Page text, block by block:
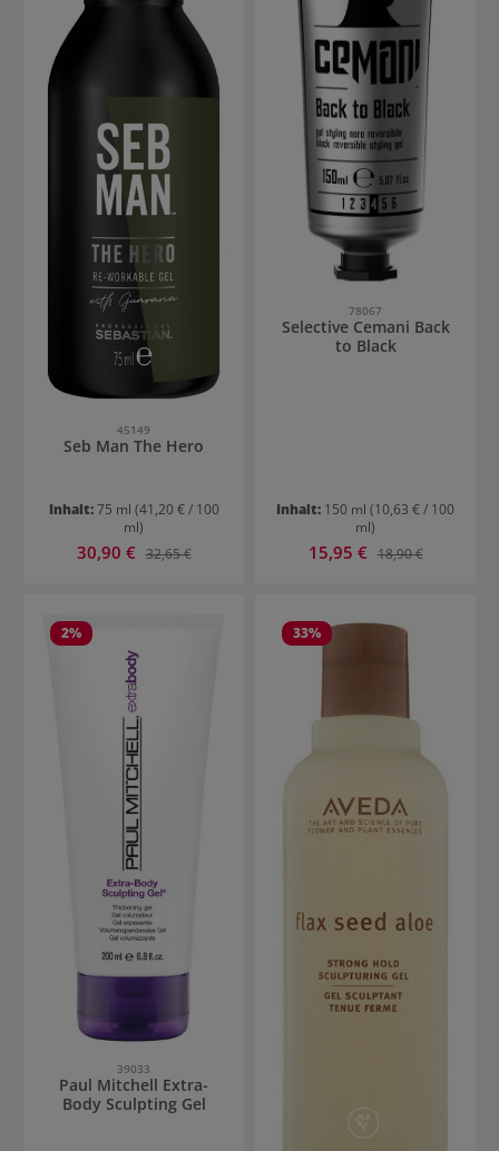
45149
Seb Man The Hero
Inhalt:75 ml (41,20 € / 100
ml)
Verkaufspreis:
30,90 € Regulärer Preis:
32,65 €
78067
Selective Cemani Back
to Black
Inhalt: 150 ml (10,63 € / 100
ml)
Verkaufspreis:
15,95 € Regulärer Preis:
18,90 €
2%
39033
Paul Mitchell Extra-
Body Sculpting Gel
33%